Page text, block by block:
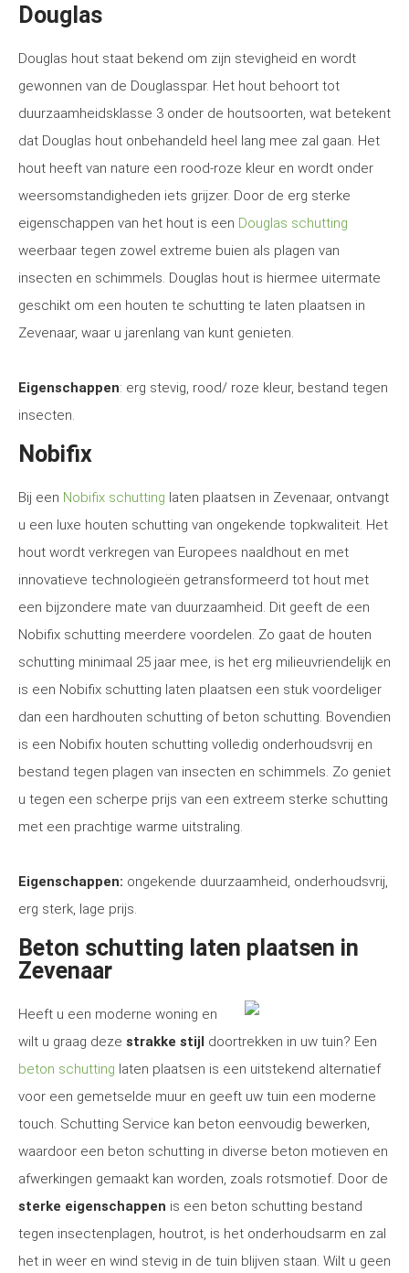
Douglas
Douglas hout staat bekend om zijn stevigheid en wordt
gewonnen van de Douglasspar. Het hout behoort tot
duurzaamheidsklasse 3 onder de houtsoorten, wat betekent
dat Douglas hout onbehandeld heel lang mee zal gaan. Het
hout heeft van nature een rood-roze kleur en wordt onder
weersomstandigheden iets grijzer. Door de erg sterke
eigenschappen van het hout is een Douglas schutting
weerbaar tegen zowel extreme buien als plagen van
insecten en schimmels. Douglas hout is hiermee uitermate
geschikt om een houten te schutting te laten plaatsen in
Zevenaar, waar u jarenlang van kunt genieten.
Eigenschappen: erg stevig, rood/ roze kleur, bestand tegen
insecten.
Nobifix
Bij een Nobifix schutting laten plaatsen in Zevenaar, ontvangt
u een luxe houten schutting van ongekende topkwaliteit. Het
hout wordt verkregen van Europees naaldhout en met
innovatieve technologieën getransformeerd tot hout met
een bijzondere mate van duurzaamheid. Dit geeft de een
Nobifix schutting meerdere voordelen. Zo gaat de houten
schutting minimaal 25 jaar mee, is het erg milieuvriendelijk en
is een Nobifix schutting laten plaatsen een stuk voordeliger
dan een hardhouten schutting of beton schutting. Bovendien
is een Nobifix houten schutting volledig onderhoudsvrij en
bestand tegen plagen van insecten en schimmels. Zo geniet
u tegen een scherpe prijs van een extreem sterke schutting
met een prachtige warme uitstraling.
Eigenschappen: ongekende duurzaamheid, onderhoudsvrij,
erg sterk, lage prijs.
Beton schutting laten plaatsen in
Zevenaar
Heeft u een moderne woning en
wilt u graag deze strakke stijl doortrekken in uw tuin? Een
beton schutting laten plaatsen is een uitstekend alternatief
voor een gemetselde muur en geeft uw tuin een moderne
touch. Schutting Service kan beton eenvoudig bewerken,
waardoor een beton schutting in diverse beton motieven en
afwerkingen gemaakt kan worden, zoals rotsmotief. Door de
sterke eigenschappen is een beton schutting bestand
tegen insectenplagen, houtrot, is het onderhoudsarm en zal
het in weer en wind stevig in de tuin blijven staan. Wilt u geen